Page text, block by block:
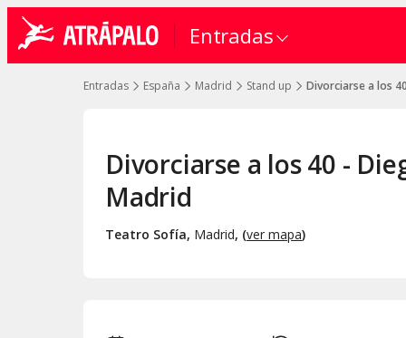
Entradas
Entradas España Madrid Stand up Divorciarse a los
Divorciarse a los 40 -
Madrid
Teatro Sofía, Madrid, (ver mapa)